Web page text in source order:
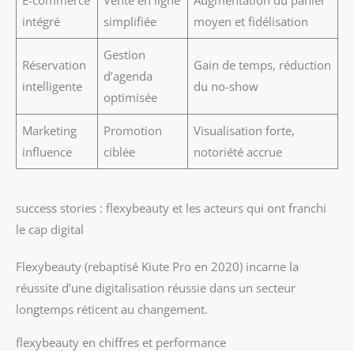
intégré
simplifiée
moyen et fidélisation
Réservation
intelligente
Gestion
d’agenda
optimisée
Gain de temps, réduction
du no-show
Marketing
influence
Promotion
ciblée
Visualisation forte,
notoriété accrue
success stories : flexybeauty et les acteurs qui ont franchi
le cap digital
Flexybeauty (rebaptisé Kiute Pro en 2020) incarne la
réussite d’une digitalisation réussie dans un secteur
longtemps réticent au changement.
flexybeauty en chiffres et performance